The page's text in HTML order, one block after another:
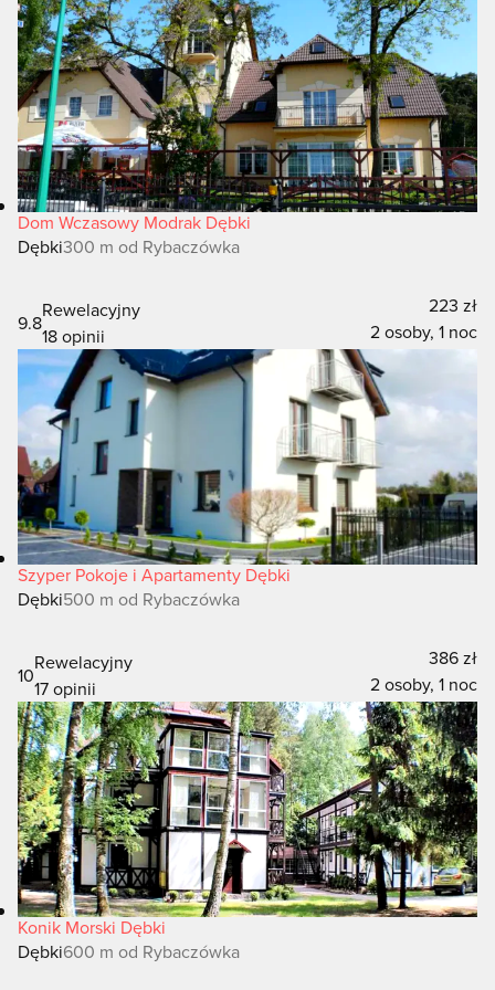
Dom Wczasowy Modrak Dębki
Dębki300 m od Rybaczówka
9.8
Rewelacyjny
18 opinii
223 zł
2 osoby, 1 noc
Szyper Pokoje i Apartamenty Dębki
Dębki500 m od Rybaczówka
10
Rewelacyjny
17 opinii
386 zł
2 osoby, 1 noc
Konik Morski Dębki
Dębki600 m od Rybaczówka